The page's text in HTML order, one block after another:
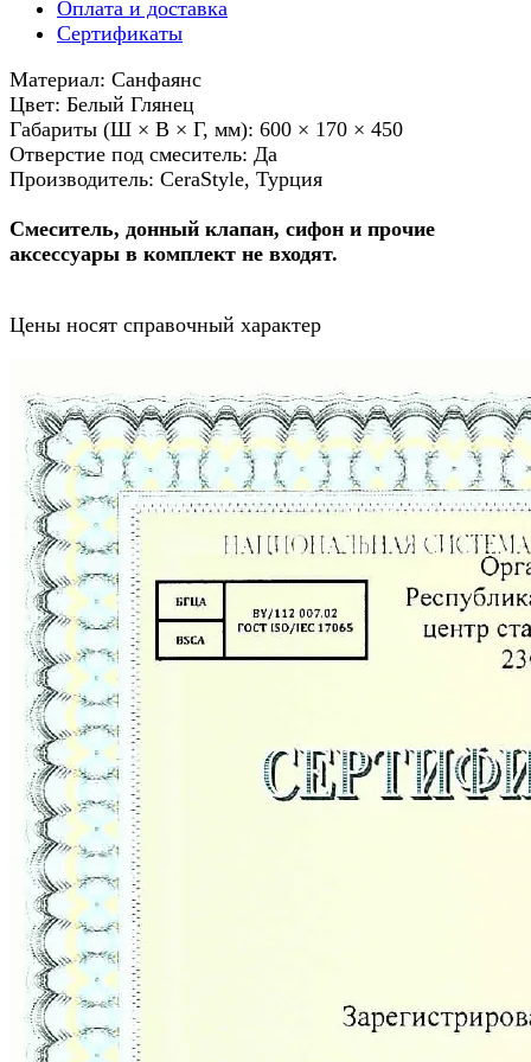
Оплата и доставка
Сертификаты
Материал: Санфаянс
Цвет: Белый Глянец
Габариты (Ш × В × Г, мм): 600 × 170 × 450
Отверстие под смеситель: Да
Производитель: CeraStyle, Турция
Смеситель, донный клапан, сифон и прочие
аксессуары в комплект не входят.
Цены носят справочный характер